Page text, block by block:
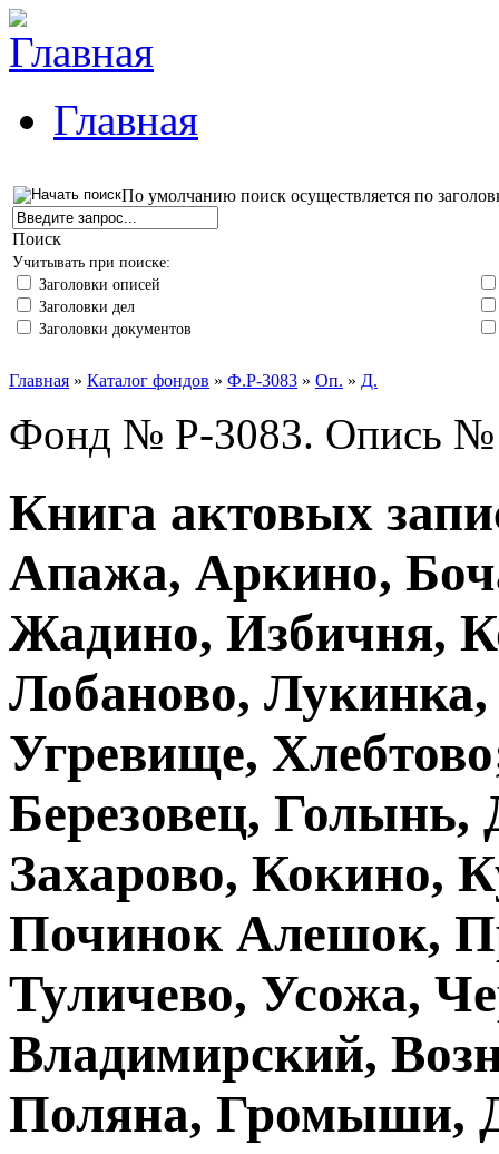
Главная
По умолчанию поиск осуществляется по
Поиск
Учитывать при поиске:
Заголовки описей
Заголовки дел
Заголовки документов
Главная » Каталог фондов » Ф.Р-3083 » Оп. » Д.
Фонд № Р-3083. Опись
Книга актовых
Апажа, Аркино,
Жадино, Избичня,
Лобаново,
Угревище,
Березовец,
Захарово, Кокино,
Починок Алешок,
Туличево, Усожа,
Владимирский,
Поляна, Громыши,